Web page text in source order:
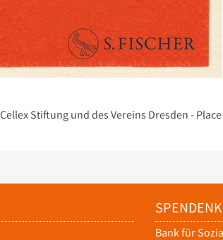
Stiftung und des Vereins Dresden -
Bank für